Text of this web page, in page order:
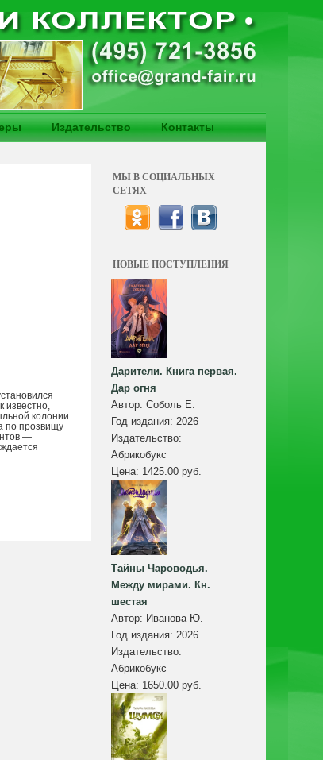
Издательство Контакты
известно,
колонии
по прозвищу
—
МЫ В СОЦИАЛЬНЫХ
СЕТЯХ
НОВЫЕ ПОСТУПЛЕНИЯ
Дарители. Книга первая.
Дар огня
Автор: Соболь Е.
Год издания: 2026
Издательство:
Абрикобукс
Цена: 1425.00 руб.
Тайны Чароводья.
Между мирами. Кн.
шестая
Автор: Иванова Ю.
Год издания: 2026
Издательство:
Абрикобукс
Цена: 1650.00 руб.